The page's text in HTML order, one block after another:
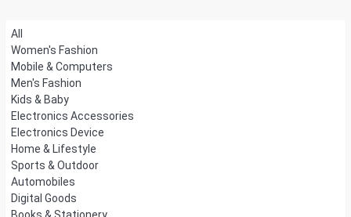
All
Women's Fashion
Mobile & Computers
Men's Fashion
Kids & Baby
Electronics Accessories
Electronics Device
Home & Lifestyle
Sports & Outdoor
Automobiles
Digital Goods